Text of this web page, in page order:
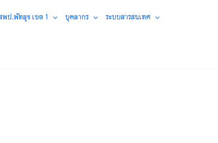
พป.พัทลุง เขต 1 บุคลากร ระบบสารสนเทศ